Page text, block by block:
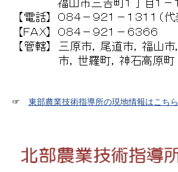
☞ 東部農業技術指導所の現地情報はこちら